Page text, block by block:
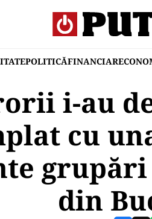
POLITICĂFINANCIAR
i-au
cu
din